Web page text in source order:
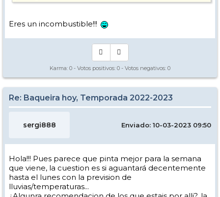
Eres un incombustible!!!
Karma: 0 - Votos positivos: 0 - Votos negativos: 0
Re: Baqueira hoy, Temporada 2022-2023
sergi888 Enviado: 10-03-2023 09:50
Hola!!! Pues parece que pinta mejor para la semana
que viene, la cuestion es si aguantará decentemente
hasta el lunes con la prevision de
lluvias/temperaturas...